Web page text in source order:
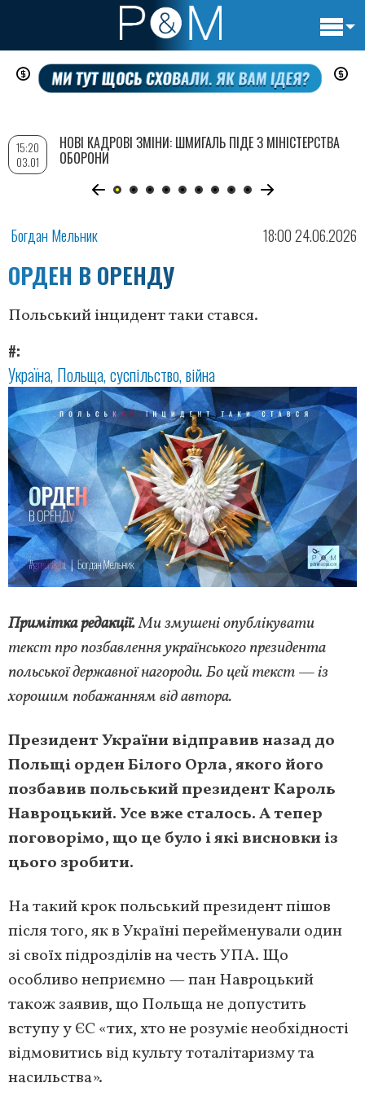
Перейти
до
вмісту
Богдан Мельник 18:00 24.06.2026
ОРДЕН В ОРЕНДУ
Польський інцидент таки стався.
#
Україна Польща суспільство війна
Примітка редакції.Ми змушені опублікувати
текст про позбавлення українського президента
польської державної нагороди. Бо цей текст — із
хорошим побажанням від автора.
Президент України відправив назад до
Польщі орден Білого Орла, якого його
позбавив польський президент Кароль
Навроцький. Усе вже сталось. А тепер
поговорімо, що це було і які висновки із
цього зробити.
На такий крок польський президент пішов
після того, як в Україні перейменували один
зі своїх підрозділів на честь УПА. Що
особливо неприємно — пан Навроцький
також заявив, що Польща не допустить
вступу у ЄС «тих, хто не розуміє необхідності
відмовитись від культу тоталітаризму та
насильства».
15:20
03.01
НОВІ КАДРОВІ ЗМІНИ: ШМИГАЛЬ ПІДЕ З МІНІСТЕРСТВА
ОБОРОНИ